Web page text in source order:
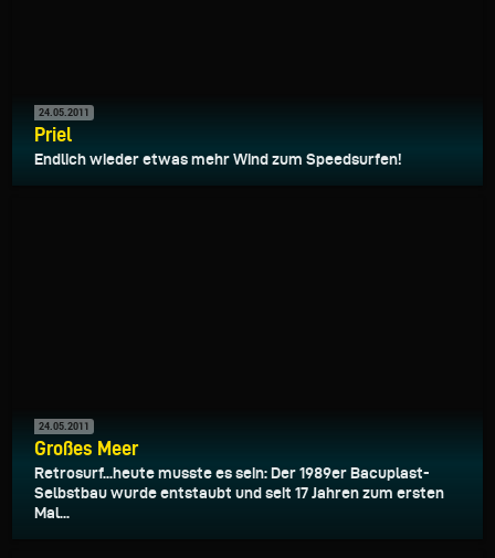
24.05.2011
Priel
Endlich wieder etwas mehr Wind zum Speedsurfen!
24.05.2011
Großes Meer
Retrosurf...heute musste es sein: Der 1989er Bacuplast-
Selbstbau wurde entstaubt und seit 17 Jahren zum ersten
Mal...